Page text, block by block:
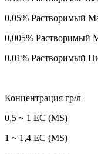
0,05% Растворимый
0,005% Растворимый
0,01% Растворимый
Концентрация гр/л
0,5 ~ 1 ЕС (MS)
1 ~ 1,4 ЕС (MS)